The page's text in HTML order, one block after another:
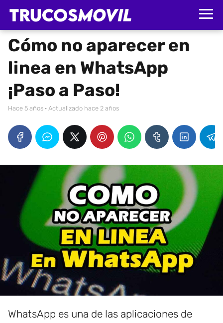
Cómo no aparecer en
linea en WhatsApp
¡Paso a Paso!
hace 5 años · Actualizado hace 2 años
WhatsApp es una de las aplicaciones de